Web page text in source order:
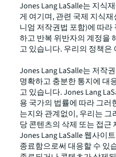
Jones Lang LaSalle는 지식
게 여기며, 관련 국제 지식
니엄 저작권법 포함)에 따라
하고 반복 위반자의 계정을
고 있습니다. 우리의 정책은
Jones Lang LaSalle는 저작
명확하고 충분한 통지에 대
고 있습니다. Jones Lang
용 국가의 법률에 따라 그러
는지와 관계없이, 우리는 그
당 콘텐츠의 삭제 또는 접근
Jones Lang LaSalle 웹사이
종료함으로써 대응할 수 있